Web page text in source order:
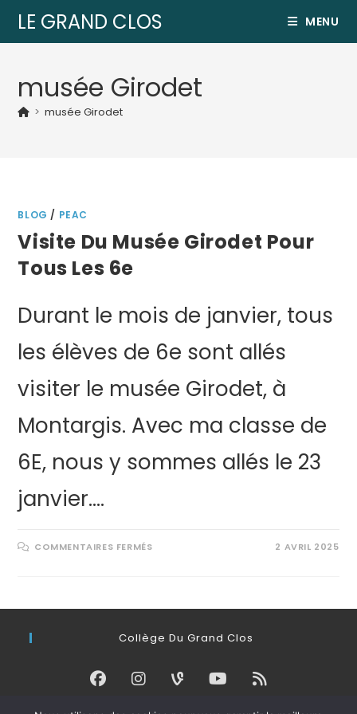
LE GRAND CLOS MENU
musée Girodet
> musée Girodet
BLOG / PEAC
Visite Du Musée Girodet Pour
Tous Les 6e
Durant le mois de janvier, tous
les élèves de 6e sont allés
visiter le musée Girodet, à
Montargis. Avec ma classe de
6E, nous y sommes allés le 23
janvier.…
COMMENTAIRES FERMÉS 2 AVRIL 2025
Collège Du Grand Clos